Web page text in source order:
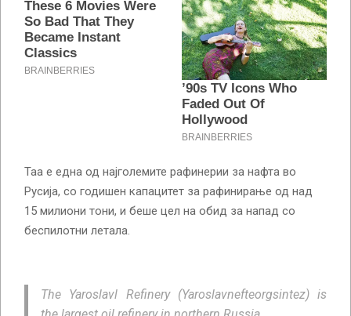
Таа е една од најголемите рафинерии за нафта во
Русија, со годишен капацитет за рафинирање од над
15 милиони тони, и беше цел на обид за напад со
беспилотни летала.
The Yaroslavl Refinery (Yaroslavnefteorgsintez) is